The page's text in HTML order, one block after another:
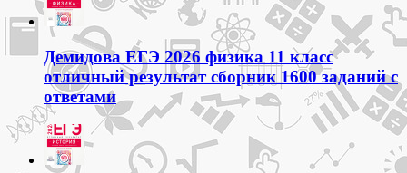
Демидова ЕГЭ 2026 физика 11 класс
отличный результат сборник 1600 заданий с
ответами